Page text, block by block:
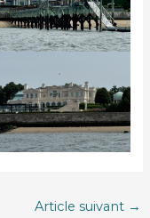
Article suivant →